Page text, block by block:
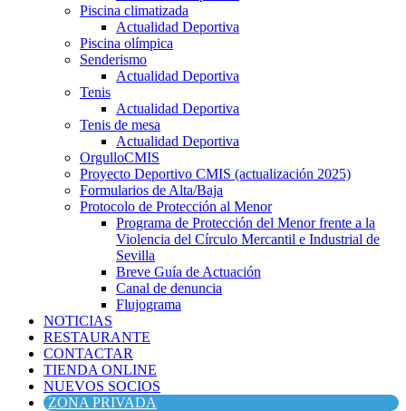
Piscina climatizada
Actualidad Deportiva
Piscina olímpica
Senderismo
Actualidad Deportiva
Tenis
Actualidad Deportiva
Tenis de mesa
Actualidad Deportiva
OrgulloCMIS
Proyecto Deportivo CMIS (actualización 2025)
Formularios de Alta/Baja
Protocolo de Protección al Menor
Programa de Protección del Menor frente a la
Violencia del Círculo Mercantil e Industrial de
Sevilla
Breve Guía de Actuación
Canal de denuncia
Flujograma
NOTICIAS
RESTAURANTE
CONTACTAR
TIENDA ONLINE
NUEVOS SOCIOS
ZONA PRIVADA